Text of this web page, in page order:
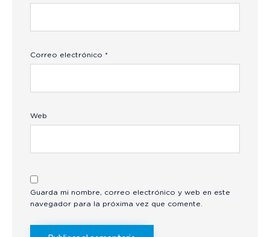
Correo electrónico *
Web
Guarda mi nombre, correo electrónico y web en este
navegador para la próxima vez que comente.